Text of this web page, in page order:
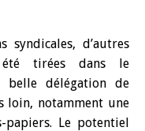
syndicales, d’autres
été tirées dans le
belle délégation de
loin, notamment une
papiers. Le potentiel